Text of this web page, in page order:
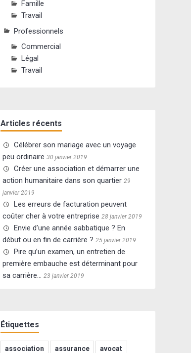
Famille
Travail
Professionnels
Commercial
Légal
Travail
Articles récents
Célébrer son mariage avec un voyage
peu ordinaire 30 janvier 2019
Créer une association et démarrer une
action humanitaire dans son quartier 29
janvier 2019
Les erreurs de facturation peuvent
coûter cher à votre entreprise 28 janvier 2019
Envie d’une année sabbatique ? En
début ou en fin de carrière ? 25 janvier 2019
Pire qu’un examen, un entretien de
première embauche est déterminant pour
sa carrière… 23 janvier 2019
Étiquettes
association assurance avocat